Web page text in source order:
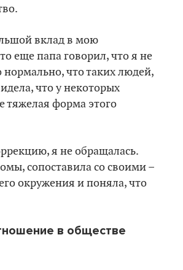
вклад в мою
еще папа говорил, что я не
нормально, что таких людей,
что у некоторых
тяжелая форма этого
я не обращалась.
сопоставила со своими –
окружения и поняла, что
в обществе